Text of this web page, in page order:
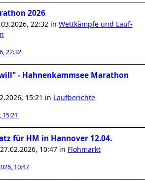
2026
22:32 in Wettkämpfe und Lauf-
22:32
- Hahnenkammsee Marathon
15:21 in Laufberichte
15:21
für HM in Hannover 12.04.
27.02.2026, 10:47 in Flohmarkt
10:47